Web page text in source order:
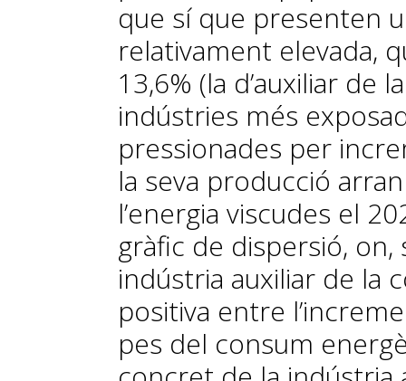
que sí que presenten
relativament elevada,
13,6% (la d’auxiliar de
indústries més
pressionades per
la seva producció
l’energia viscudes el
gràfic de dispersió, on,
indústria auxiliar de la
positiva entre
pes del consum